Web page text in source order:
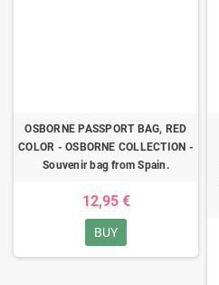
OSBORNE PASSPORT BAG, RED
COLOR - OSBORNE COLLECTION -
Souvenir bag from Spain.
12,95 €
BUY